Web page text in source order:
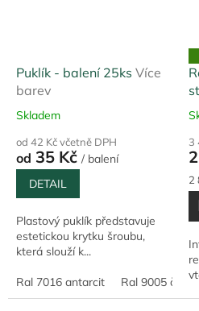
Puklík - balení 25ks Více
barev
Skladem
od 42 Kč včetně DPH
od 35 Kč / balení
DETAIL
Plastový puklík představuje
estetickou krytku šroubu,
která slouží k...
Ral 7016 antarcit Ral 9005 černá
3
2